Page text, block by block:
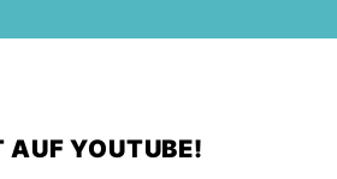
AUF YOUTUBE!